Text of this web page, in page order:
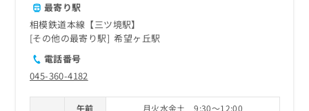
最寄り駅
相模鉄道本線【三ツ境駅】
その他の最寄り駅
希望ヶ丘駅
電話番号
045-360-4182
午前 月火水金土 9:30～12:00